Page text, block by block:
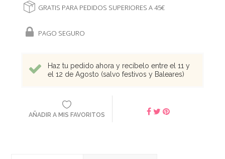
GRATIS PARA PEDIDOS SUPERIORES A 45€
PAGO SEGURO
Haz tu pedido ahora y recíbelo entre el 11 y
el 12 de Agosto (salvo festivos y Baleares)
AÑADIR A MIS FAVORITOS